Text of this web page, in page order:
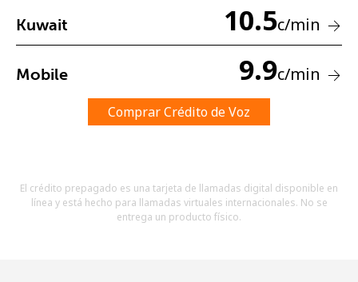
No se ha creado una contraseña
Mínimo 8 caracteres
Un caracter especial
Kuwait 10.5c/min
Mobile 9.9c/min
Comprar Crédito de Voz
El crédito prepagado es una tarjeta de llamadas digital disponible en
línea y está hecho para llamadas virtuales internacionales. No se
entrega un producto físico.